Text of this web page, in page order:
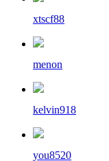
xtscf88
menon
kelvin918
you8520